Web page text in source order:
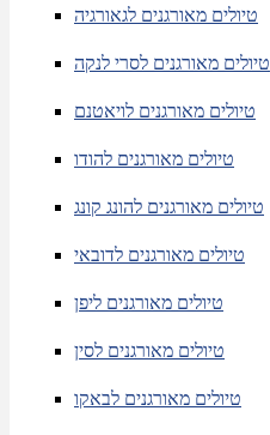
טיולים מאורגנים לגאורגיה
טיולים מאורגנים לסרי לנקה
טיולים מאורגנים לויאטנם
טיולים מאורגנים להודו
טיולים מאורגנים להונג קונג
טיולים מאורגנים לדובאי
טיולים מאורגנים ליפן
טיולים מאורגנים לסין
טיולים מאורגנים לבאקו